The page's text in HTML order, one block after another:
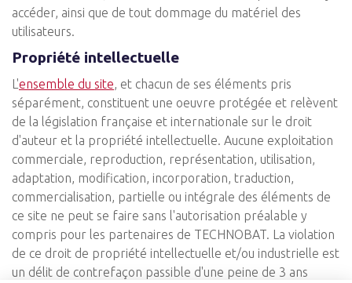
accéder, ainsi que de tout dommage du matériel des
utilisateurs.
Propriété intellectuelle
L'ensemble du site, et chacun de ses éléments pris
séparément, constituent une oeuvre protégée et relèvent
de la législation française et internationale sur le droit
d'auteur et la propriété intellectuelle. Aucune exploitation
commerciale, reproduction, représentation, utilisation,
adaptation, modification, incorporation, traduction,
commercialisation, partielle ou intégrale des éléments de
ce site ne peut se faire sans l'autorisation préalable y
compris pour les partenaires de TECHNOBAT. La violation
de ce droit de propriété intellectuelle et/ou industrielle est
un délit de contrefaçon passible d'une peine de 3 ans